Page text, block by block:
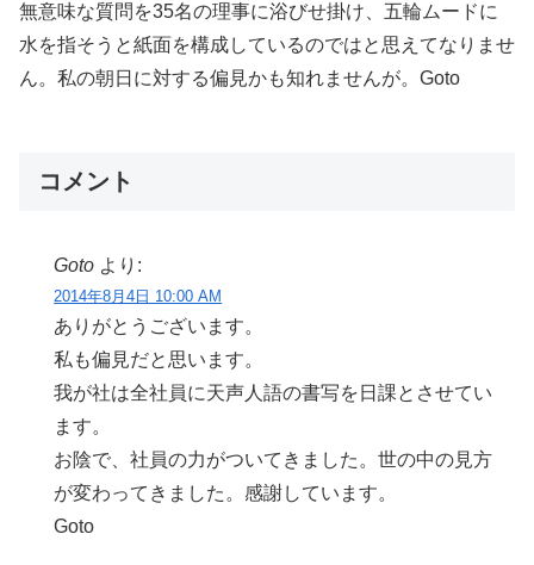
無意味な質問を35名の理事に浴びせ掛け、五輪ムードに
水を指そうと紙面を構成しているのではと思えてなりませ
ん。私の朝日に対する偏見かも知れませんが。Goto
コメント
Goto より:
2014年8月4日 10:00 AM
ありがとうございます。
私も偏見だと思います。
我が社は全社員に天声人語の書写を日課とさせてい
ます。
お陰で、社員の力がついてきました。世の中の見方
が変わってきました。感謝しています。
Goto